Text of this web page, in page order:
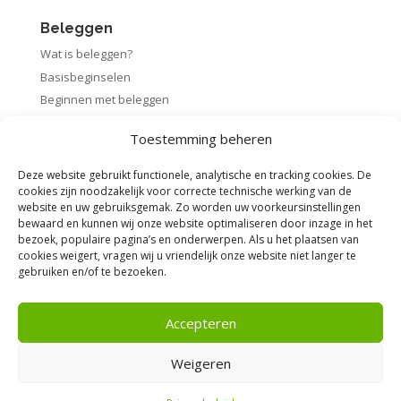
Toestemming beheren
Deze website gebruikt functionele, analytische en tracking cookies. De
cookies zijn noodzakelijk voor correcte technische werking van de
website en uw gebruiksgemak. Zo worden uw voorkeursinstellingen
bewaard en kunnen wij onze website optimaliseren door inzage in het
bezoek, populaire pagina’s en onderwerpen. Als u het plaatsen van
cookies weigert, vragen wij u vriendelijk onze website niet langer te
gebruiken en/of te bezoeken.
Accepteren
Weigeren
Beleggen
Wat is beleggen?
Basisbeginselen
Beginnen met beleggen
Rendement berekenen
Voorwaarden
Algemene voorwaarden
Privacybeleid
Disclaimer